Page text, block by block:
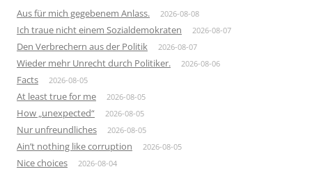
Aus für mich gegebenem Anlass. 2026-08-08
Ich traue nicht einem Sozialdemokraten 2026-08-07
Den Verbrechern aus der Politik 2026-08-07
Wieder mehr Unrecht durch Politiker. 2026-08-06
Facts 2026-08-05
At least true for me 2026-08-05
How „unexpected“ 2026-08-05
Nur unfreundliches 2026-08-05
Ain’t nothing like corruption 2026-08-05
Nice choices 2026-08-04